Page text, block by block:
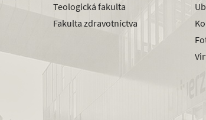
Teologická fakulta
Fakulta zdravotníctva